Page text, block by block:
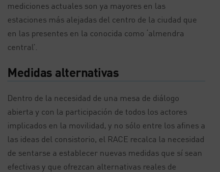
mediciones actuales son ya mayores en las
estaciones más alejadas del centro de la ciudad que
en las presentes en la conocida como ‘almendra
central’.
Medidas alternativas
Dentro de la necesidad de una mesa de diálogo
abierta y con la participación de todos los actores
implicados en la movilidad, y no sólo entre los afines a
las ideas del consistorio, el RACE recalca la necesidad
de sentarse a establecer nuevas medidas que sí sean
efectivas y que ofrezcan alternativas reales de